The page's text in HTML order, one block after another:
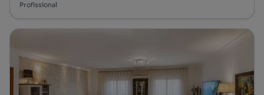
Profissional